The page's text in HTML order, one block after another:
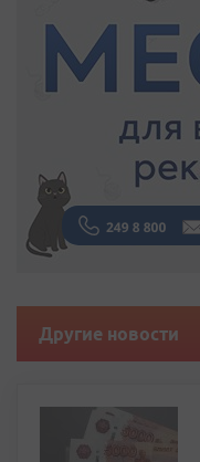
Другие новости